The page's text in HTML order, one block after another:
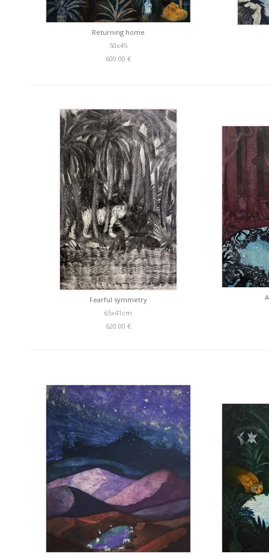
Returning home
50x45
600.00 €
Fearful symmetry
65x41cm
620.00 €